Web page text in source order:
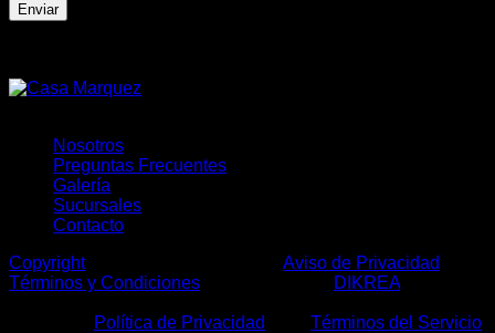
Nosotros
Preguntas Frecuentes
Galería
Sucursales
Contacto
Copyright2026 © Aviso de Privacidad
Términos y Condiciones
DIKREA|
Política de Privacidad
Términos del Servicio